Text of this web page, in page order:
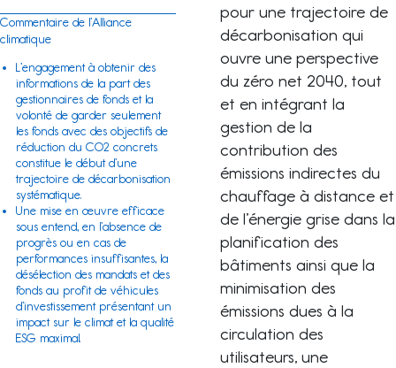
Commentaire de l’Alliance
climatique
L’engagement à obtenir des
informations de la part des
gestionnaires de fonds et la
volonté de garder seulement
les fonds avec des objectifs de
réduction du CO2 concrets
constitue le début d’une
trajectoire de décarbonisation
systématique.
Une mise en œuvre efficace
sous entend, en l’absence de
progrès ou en cas de
performances insuffisantes, la
désélection des mandats et des
fonds au profit de véhicules
d’investissement présentant un
impact sur le climat et la qualité
ESG maximal.
pour une trajectoire de
décarbonisation qui
ouvre une perspective
du zéro net 2040, tout
et en intégrant la
gestion de la
contribution des
émissions indirectes du
chauffage à distance et
de l’énergie grise dans la
planification des
bâtiments ainsi que la
minimisation des
émissions dues à la
circulation des
utilisateurs, une